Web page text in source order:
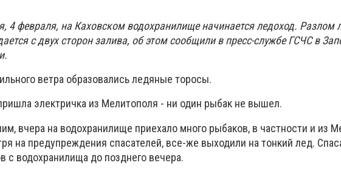
4 февраля, на Каховском водохранилище начинается ледоход. Разлом
с двух сторон залива, об этом сообщили в пресс-службе ГСЧС в
ветра образовались ледяные торосы.
электричка из Мелитополя - ни один рыбак не вышел.
вчера на водохранилище приехало много рыбаков, в частности и из
на предупреждения спасателей, все-же выходили на тонкий лед.
с водохранилища до позднего вечера.